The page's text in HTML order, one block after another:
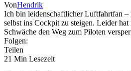
VonHendrik
Ich bin leidenschaftlicher Luftfahrtfan –
selbst ins Cockpit zu steigen. Leider
Schwäche den Weg zum Piloten
Folgen:
Teilen
21 Min Lesezeit